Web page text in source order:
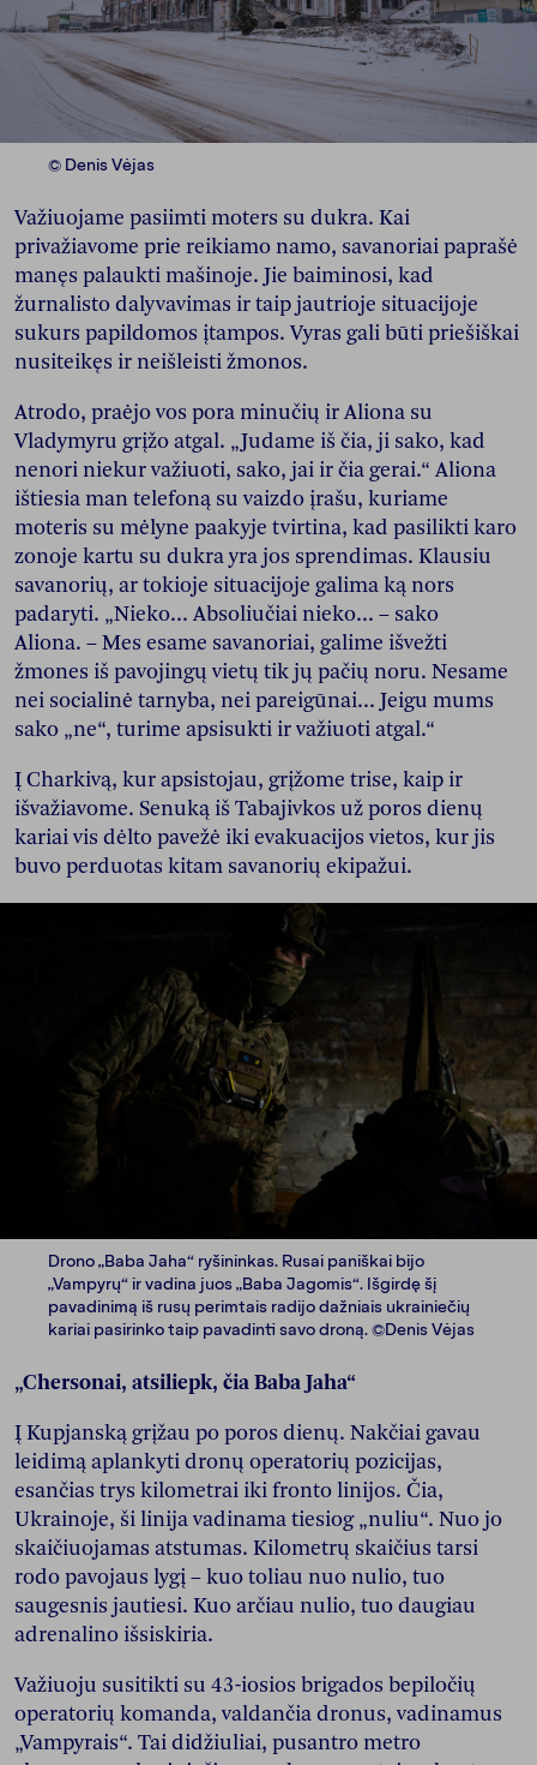
© Denis Vėjas
Važiuojame pasiimti moters su dukra. Kai
privažiavome prie reikiamo namo, savanoriai paprašė
manęs palaukti mašinoje. Jie baiminosi, kad
žurnalisto dalyvavimas ir taip jautrioje situacijoje
sukurs papildomos įtampos. Vyras gali būti priešiškai
nusiteikęs ir neišleisti žmonos.
Atrodo, praėjo vos pora minučių ir Aliona su
Vladymyru grįžo atgal. „Judame iš čia, ji sako, kad
nenori niekur važiuoti, sako, jai ir čia gerai.“ Aliona
ištiesia man telefoną su vaizdo įrašu, kuriame
moteris su mėlyne paakyje tvirtina, kad pasilikti karo
zonoje kartu su dukra yra jos sprendimas. Klausiu
savanorių, ar tokioje situacijoje galima ką nors
padaryti. „Nieko... Absoliučiai nieko... – sako
Aliona. – Mes esame savanoriai, galime išvežti
žmones iš pavojingų vietų tik jų pačių noru. Nesame
nei socialinė tarnyba, nei pareigūnai... Jeigu mums
sako „ne“, turime apsisukti ir važiuoti atgal.“
Į Charkivą, kur apsistojau, grįžome trise, kaip ir
išvažiavome. Senuką iš Tabajivkos už poros dienų
kariai vis dėlto pavežė iki evakuacijos vietos, kur jis
buvo perduotas kitam savanorių ekipažui.
Drono „Baba Jaha“ ryšininkas. Rusai paniškai bijo
„Vampyrų“ ir vadina juos „Baba Jagomis“. Išgirdę šį
pavadinimą iš rusų perimtais radijo dažniais ukrainiečių
kariai pasirinko taip pavadinti savo droną. ©Denis Vėjas
„Chersonai, atsiliepk, čia Baba Jaha“
Į Kupjanską grįžau po poros dienų. Nakčiai gavau
leidimą aplankyti dronų operatorių pozicijas,
esančias trys kilometrai iki fronto linijos. Čia,
Ukrainoje, ši linija vadinama tiesiog „nuliu“. Nuo jo
skaičiuojamas atstumas. Kilometrų skaičius tarsi
rodo pavojaus lygį – kuo toliau nuo nulio, tuo
saugesnis jautiesi. Kuo arčiau nulio, tuo daugiau
adrenalino išsiskiria.
Važiuoju susitikti su 43-iosios brigados bepiločių
operatorių komanda, valdančia dronus, vadinamus
„Vampyrais“. Tai didžiuliai, pusantro metro